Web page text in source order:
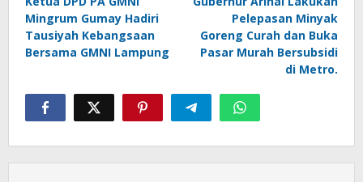
pos
Mingrum Gumay Hadiri
Tausiyah Kebangsaan
Bersama GMNI Lampung
Pelepasan Minyak
Goreng Curah dan Buka
Pasar Murah Bersubsidi
di Metro.